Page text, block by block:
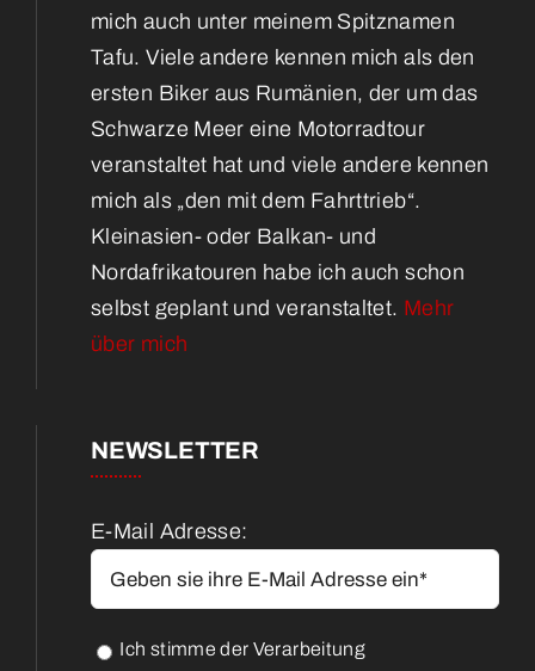
mich auch unter meinem Spitznamen
Tafu. Viele andere kennen mich als den
ersten Biker aus Rumänien, der um das
Schwarze Meer eine Motorradtour
veranstaltet hat und viele andere kennen
mich als „den mit dem Fahrttrieb“.
Kleinasien- oder Balkan- und
Nordafrikatouren habe ich auch schon
selbst geplant und veranstaltet. Mehr
über mich
NEWSLETTER
E-Mail Adresse:
Ich stimme der Verarbeitung